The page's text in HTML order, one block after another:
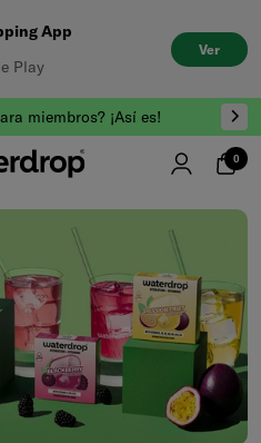
App
Play
Ver
miembros? ¡Así es!
0